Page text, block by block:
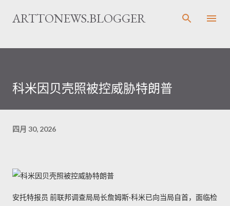
跳至主要内容
ARTTONEWS.BLOGGER
科米因贝壳照被控威胁特朗普
四月 30, 2026
安托特报员 前联邦调查局局长詹姆斯·科米已向当局自首，面临检